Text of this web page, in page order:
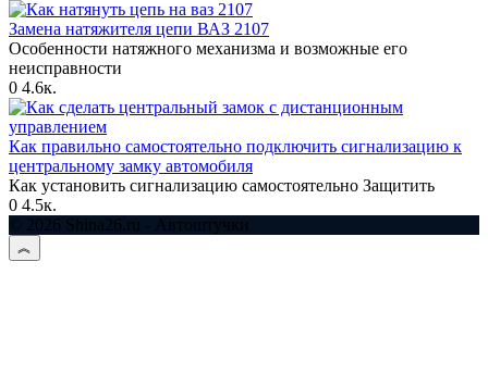
Замена натяжителя цепи ВАЗ 2107
Особенности натяжного механизма и возможные его
неисправности
0 4.6к.
Как правильно самостоятельно подключить сигнализацию к
центральному замку автомобиля
Как установить сигнализацию самостоятельно Защитить
0 4.5к.
© 2026 Shina26.ru - Автоштучки